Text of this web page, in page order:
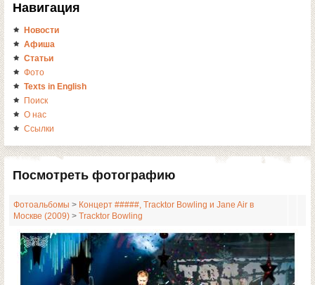
Навигация
Новости
Афиша
Статьи
Фото
Texts in English
Поиск
О нас
Ссылки
Посмотреть фотографию
Фотоальбомы > Концерт #####, Tracktor Bowling и Jane Air в
Москве (2009) > Tracktor Bowling